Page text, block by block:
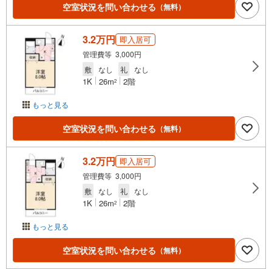
空室状況を問い合わせる （無料）
もっと見る
3.2万円 即入居可
管理費等 3,000円
敷
なし 礼 なし
1K 26m2 2階
空室状況を問い合わせる （無料）
もっと見る
3.2万円 即入居可
管理費等 3,000円
敷
なし 礼 なし
1K 26m2 2階
空室状況を問い合わせる （無料）